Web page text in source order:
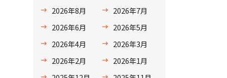
2026年8月
2026年7月
2026年6月
2026年5月
2026年4月
2026年3月
2026年2月
2026年1月